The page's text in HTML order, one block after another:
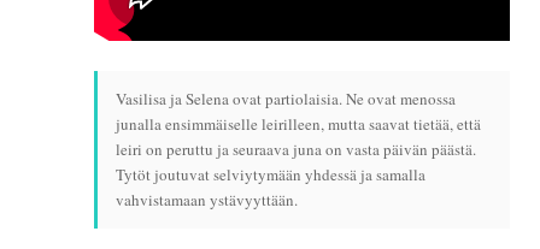
Vasilisa ja Selena ovat partiolaisia. Ne ovat menossa
junalla ensimmäiselle leirilleen, mutta saavat tietää, että
leiri on peruttu ja seuraava juna on vasta päivän päästä.
Tytöt joutuvat selviytymään yhdessä ja samalla
vahvistamaan ystävyyttään.